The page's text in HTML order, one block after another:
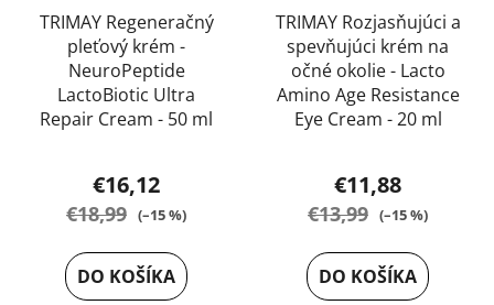
TRIMAY Regeneračný
pleťový krém -
NeuroPeptide
LactoBiotic Ultra
Repair Cream - 50 ml
hodnotenie
produktu
je
5,0
€16,12
€18,99 (–15 %)
DO KOŠÍKA
TRIMAY Rozjasňujúci a
spevňujúci krém na
očné okolie - Lacto
Amino Age Resistance
Eye Cream - 20 ml
hodnotenie
produktu
je
5,0
€11,88
€13,99 (–15 %)
DO KOŠÍKA